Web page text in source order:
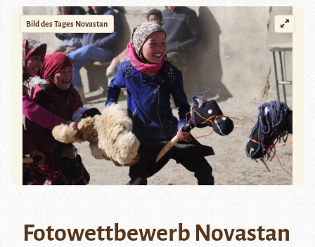
Bild des Tages Novastan
Fotowettbewerb Novastan